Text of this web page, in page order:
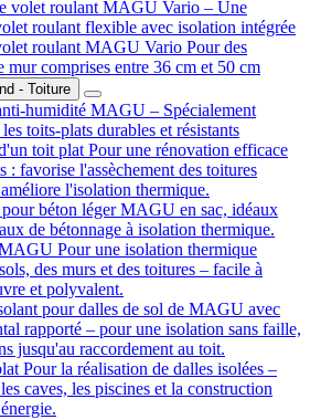
roulant MAGU Vario Pour des
mur comprises entre 36 cm et 50 cm
- Toiture
toit plat Pour une rénovation efficace
: favorise l'assèchement des toitures
l'isolation thermique.
Pour une isolation thermique
des murs et des toitures – facile à
et polyvalent.
Pour la réalisation de dalles isolées –
caves, les piscines et la construction